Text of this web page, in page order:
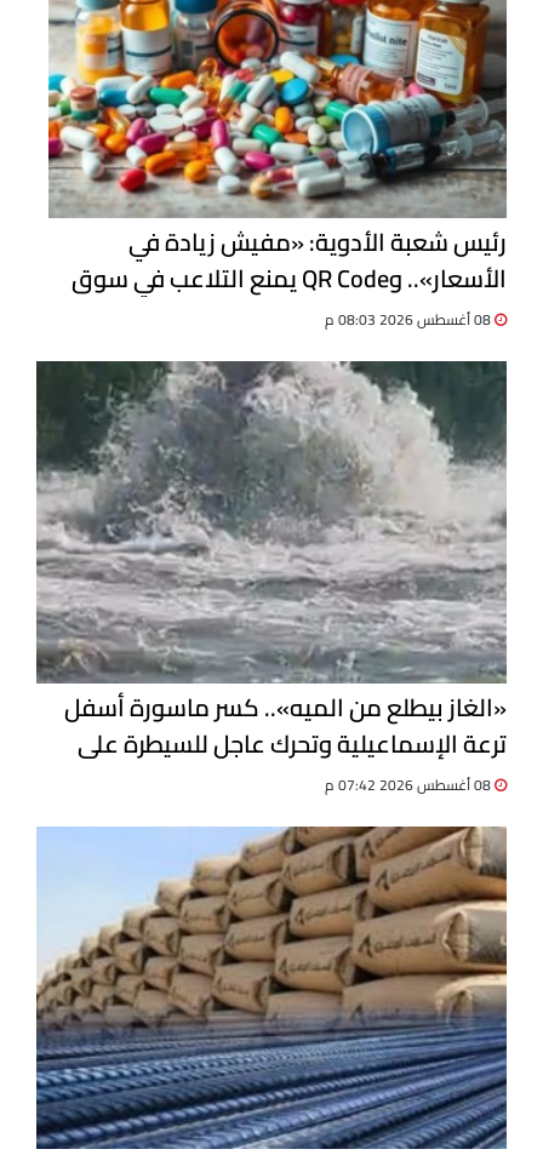
رئيس شعبة الأدوية: «مفيش زيادة في
الأسعار».. وQR Code يمنع التلاعب في سوق
الدواء
«الغاز بيطلع من الميه».. كسر ماسورة أسفل
ترعة الإسماعيلية وتحرك عاجل للسيطرة على
التسرب